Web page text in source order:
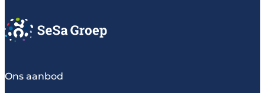
Ons aanbod